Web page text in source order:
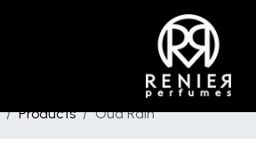
Products Oud Rain